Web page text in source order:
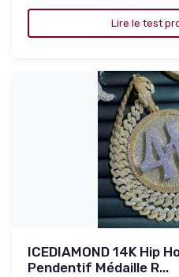
Lire le test
ICEDIAMOND 14K Hip
Pendentif Médaille R...